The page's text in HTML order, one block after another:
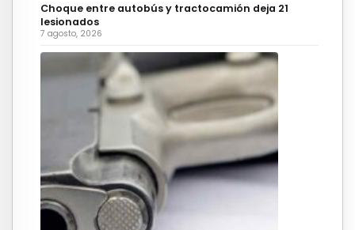
Choque entre autobús y tractocamión deja 21
lesionados
7 agosto, 2026